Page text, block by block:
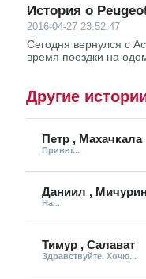
История о
2016-04-27 23:52:47
Сегодня вернулся с
время поездки на
Другие
Петр , Махачкала
Привет...
Даниил ,
На...
Тимур , Салават
Здравствуйте. Хочю...